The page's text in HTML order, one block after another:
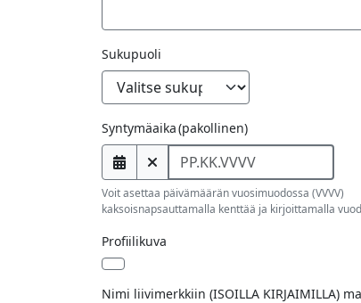
Sukupuoli
Syntymäaika(pakollinen)
Voit asettaa päivämäärän vuosimuodossa (VVVV)
kaksoisnapsauttamalla kenttää ja kirjoittamalla
Profiilikuva
Nimi liivimerkkiin (ISOILLA KIRJAIMILLA)